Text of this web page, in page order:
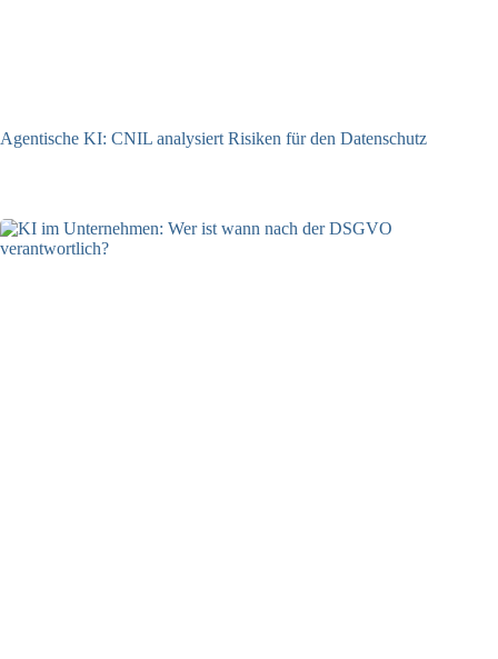
Agentische KI: CNIL analysiert Risiken für den Datenschutz